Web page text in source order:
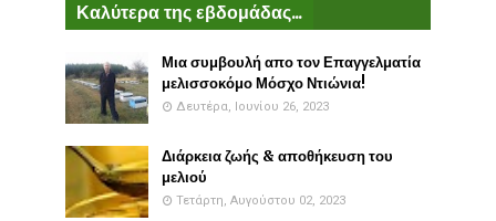
Καλύτερα της εβδομάδας...
Μια συμβουλή απο τον Επαγγελματία
μελισσοκόμο Μόσχο Ντιώνια!
Δευτέρα, Ιουνίου 26, 2023
Διάρκεια ζωής & αποθήκευση του
μελιού
Τετάρτη, Αυγούστου 02, 2023